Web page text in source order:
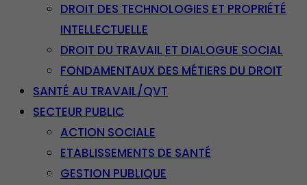
DROIT DES TECHNOLOGIES ET PROPRIÉTÉ
INTELLECTUELLE
DROIT DU TRAVAIL ET DIALOGUE SOCIAL
FONDAMENTAUX DES MÉTIERS DU DROIT
SANTÉ AU TRAVAIL/QVT
SECTEUR PUBLIC
ACTION SOCIALE
ETABLISSEMENTS DE SANTÉ
GESTION PUBLIQUE